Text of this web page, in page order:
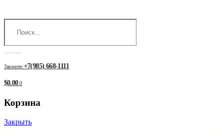
Звоните:+7(985) 668-1111
$0.00 0
Корзина
Закрыть